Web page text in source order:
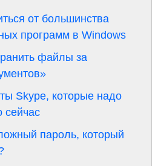
от большинства
программ в Windows
файлы за
Skype, которые надо
сейчас
пароль, который